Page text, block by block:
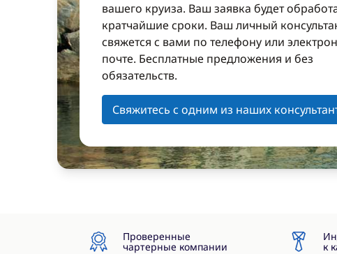
вашего круиза. Ваш заявка будет
кратчайшие сроки. Ваш личный
свяжется с вами по телефону или
почте. Бесплатные предложения и без
обязательств.
Свяжитесь с одним из наших
Проверенные
чартерные компании к